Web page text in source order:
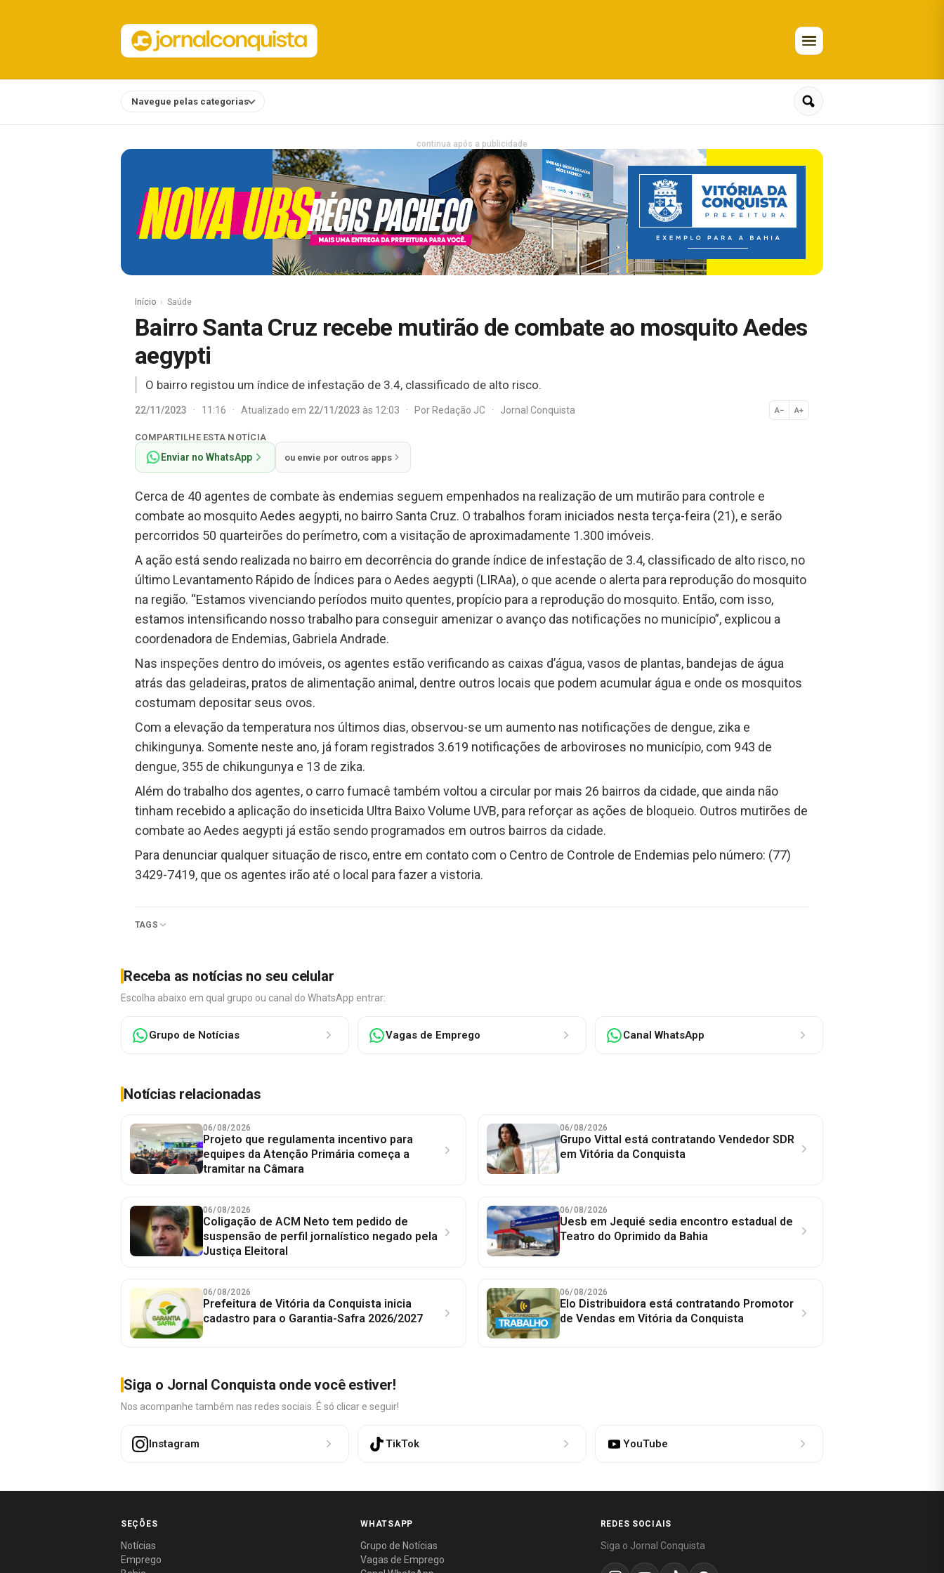
Navegue pelas categorias
continua após a publicidade
Início Saúde
Bairro Santa Cruz recebe mutirão de combate ao mosquito Aedes
aegypti
O bairro registou um índice de infestação de 3.4, classificado de alto risco.
22/11/2023 · 11:16 · Atualizado em 22/11/2023 às 12:03 · PorRedação JC · Jornal Conquista A− A+
Normal
COMPARTILHE ESTA NOTÍCIA
Enviar no WhatsApp ou envie por outros apps
Cerca de 40 agentes de combate às endemias seguem empenhados na realização de um mutirão para controle e
combate ao mosquito Aedes aegypti, no bairro Santa Cruz. O trabalhos foram iniciados nesta terça-feira (21), e serão
percorridos 50 quarteirões do perímetro, com a visitação de aproximadamente 1.300 imóveis.
A ação está sendo realizada no bairro em decorrência do grande índice de infestação de 3.4, classificado de alto risco, no
último Levantamento Rápido de Índices para o Aedes aegypti (LIRAa), o que acende o alerta para reprodução do mosquito
na região. “Estamos vivenciando períodos muito quentes, propício para a reprodução do mosquito. Então, com isso,
estamos intensificando nosso trabalho para conseguir amenizar o avanço das notificações no município”, explicou a
coordenadora de Endemias, Gabriela Andrade.
Nas inspeções dentro do imóveis, os agentes estão verificando as caixas d’água, vasos de plantas, bandejas de água
atrás das geladeiras, pratos de alimentação animal, dentre outros locais que podem acumular água e onde os mosquitos
costumam depositar seus ovos.
Com a elevação da temperatura nos últimos dias, observou-se um aumento nas notificações de dengue, zika e
chikingunya. Somente neste ano, já foram registrados 3.619 notificações de arboviroses no município, com 943 de
dengue, 355 de chikungunya e 13 de zika.
Além do trabalho dos agentes, o carro fumacê também voltou a circular por mais 26 bairros da cidade, que ainda não
tinham recebido a aplicação do inseticida Ultra Baixo Volume UVB, para reforçar as ações de bloqueio. Outros mutirões de
combate ao Aedes aegypti já estão sendo programados em outros bairros da cidade.
Para denunciar qualquer situação de risco, entre em contato com o Centro de Controle de Endemias pelo número: (77)
3429-7419, que os agentes irão até o local para fazer a vistoria.
TAGS
Receba as notícias no seu celular
Escolha abaixo em qual grupo ou canal do WhatsApp entrar:
Grupo de Notícias Vagas de Emprego Canal WhatsApp
Notícias relacionadas
06/08/2026
Projeto que regulamenta incentivo para
equipes da Atenção Primária começa a
tramitar na Câmara
06/08/2026
Grupo Vittal está contratando Vendedor SDR
em Vitória da Conquista
06/08/2026
Coligação de ACM Neto tem pedido de
suspensão de perfil jornalístico negado pela
Justiça Eleitoral
06/08/2026
Uesb em Jequié sedia encontro estadual de
Teatro do Oprimido da Bahia
06/08/2026
Prefeitura de Vitória da Conquista inicia
cadastro para o Garantia-Safra 2026/2027
06/08/2026
Elo Distribuidora está contratando Promotor
de Vendas em Vitória da Conquista
Siga o Jornal Conquista onde você estiver!
Nos acompanhe também nas redes sociais. É só clicar e seguir!
Instagram TikTok YouTube
SEÇÕES
Notícias
Emprego
WHATSAPP
Grupo de Notícias
Vagas de Emprego
REDES SOCIAIS
Siga o Jornal Conquista